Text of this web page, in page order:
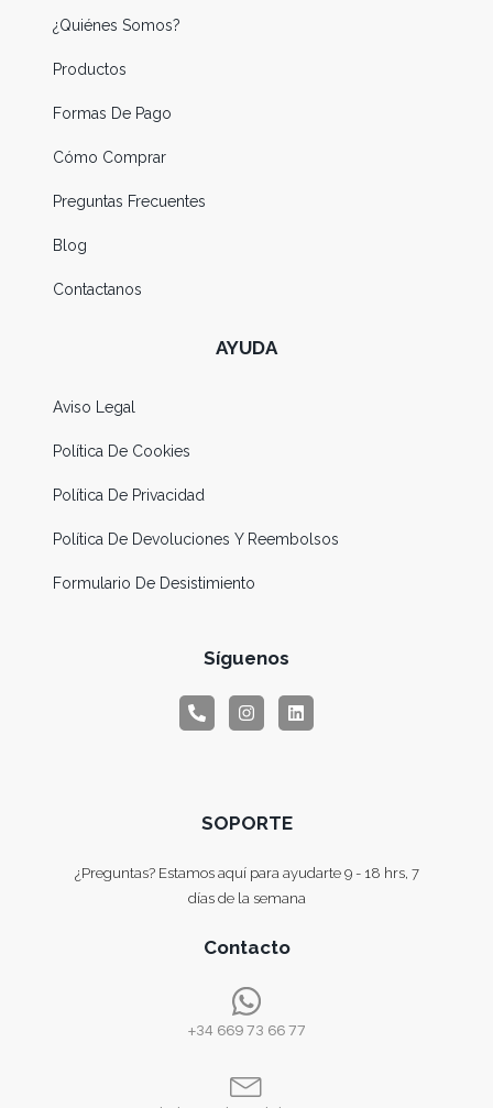
¿Quiénes Somos?
Productos
Formas De Pago
Cómo Comprar
Preguntas Frecuentes
Blog
Contactanos
AYUDA
Aviso Legal
Política De Cookies
Política De Privacidad
Política De Devoluciones Y Reembolsos
Formulario De Desistimiento
Síguenos
SOPORTE
¿Preguntas? Estamos aquí para ayudarte 9 - 18 hrs, 7
días de la semana
Contacto
+34 669 73 66 77